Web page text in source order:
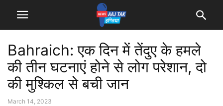
Bahraich: एक दिन में तेंदुए के हमले
की तीन घटनाएं होने से लोग परेशान, दो
की मुश्किल से बची जान
March 14, 2023